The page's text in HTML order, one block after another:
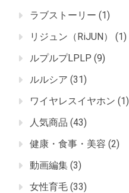
ラブストーリー (1)
リジュン（RiJUN）
(1)
ルプルプLPLP (9)
ルルシア (31)
ワイヤレスイヤホン (1)
人気商品 (43)
健康・食事・美容 (2)
動画編集 (3)
女性育毛 (33)